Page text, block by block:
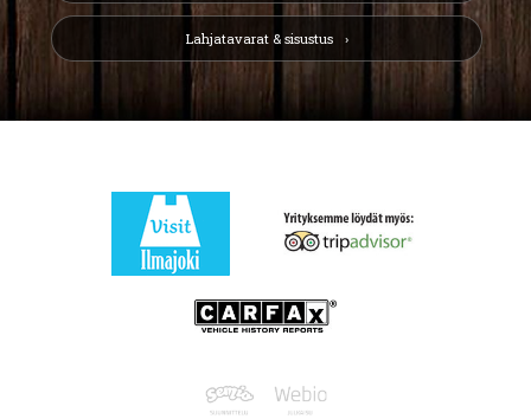
Lahjatavarat & sisustus